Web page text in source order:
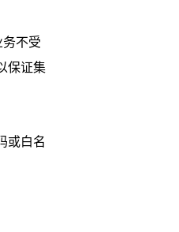
不受
保证集
或白名